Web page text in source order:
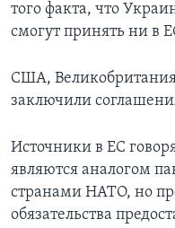
того факта, что
смогут принять ни в
США,
заключили
Источники в ЕС
являются аналогом
странами НАТО, но
обязательства